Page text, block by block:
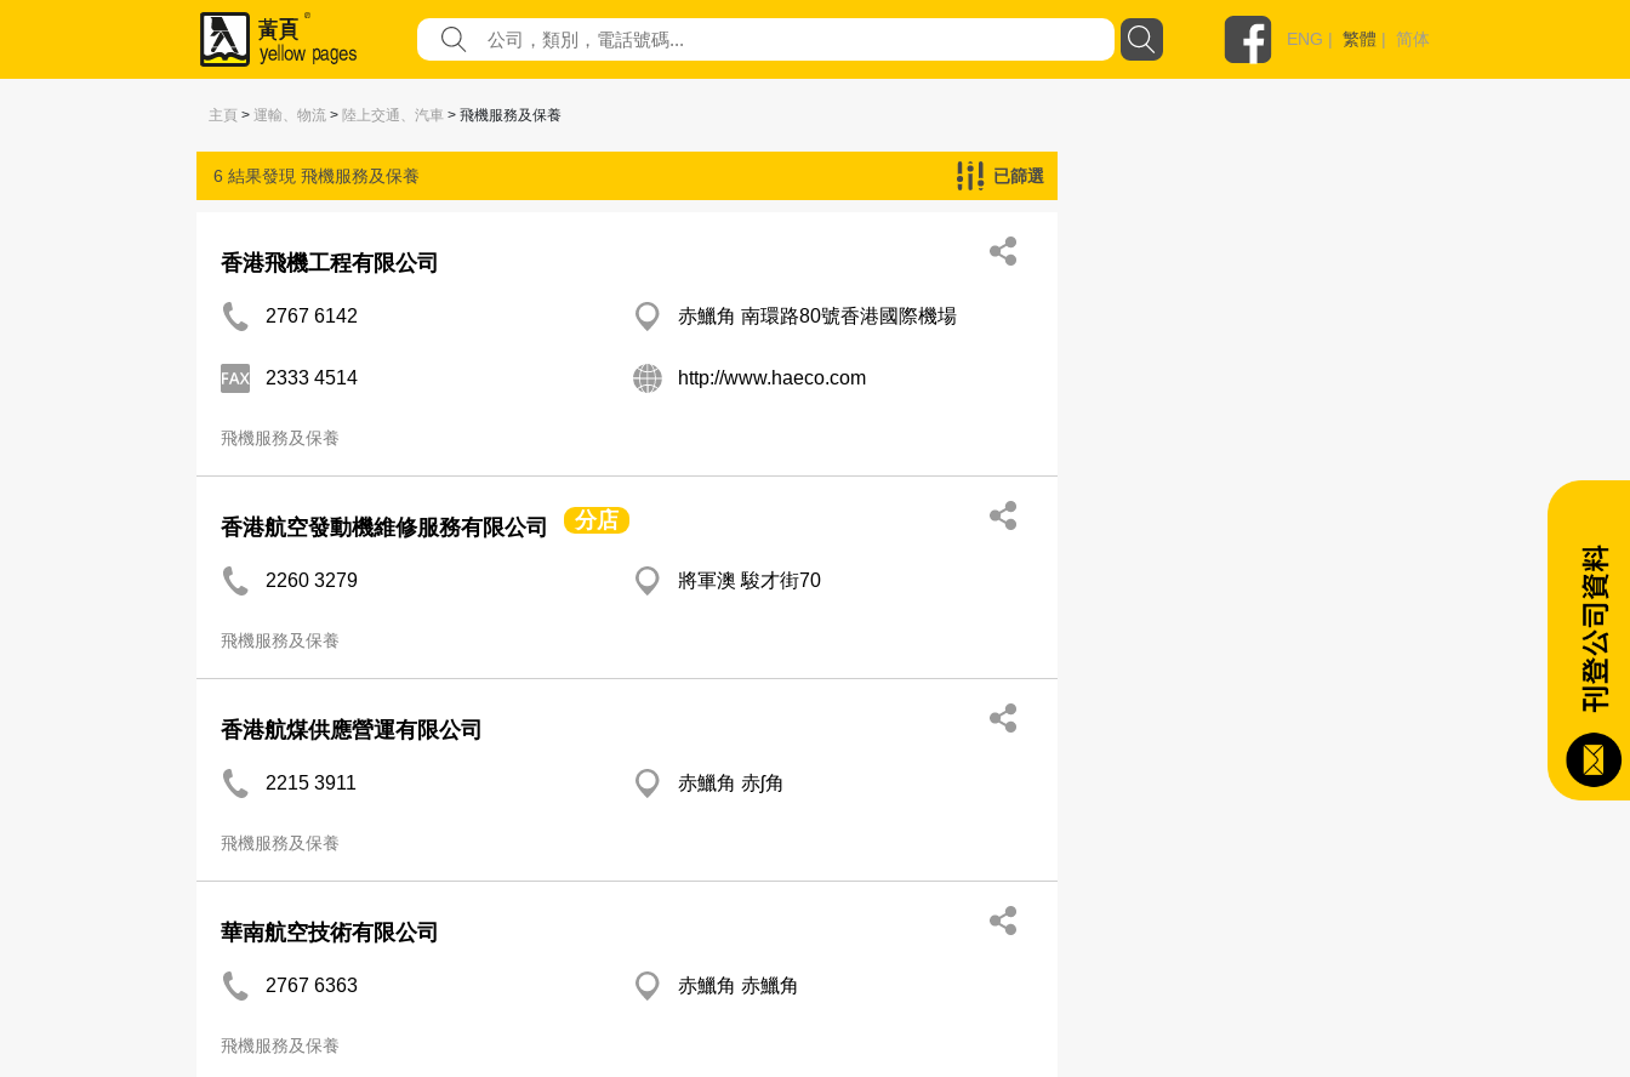
ENG | 繁體 | 简体
主頁 > 運輸、物流 > 陸上交通、汽車 > 飛機服務及保養
6 結果發現 飛機服務及保養 已篩選
香港飛機工程有限公司
2767 6142 赤鱲角 南環路80號香港國際機場
2333 4514 http://www.haeco.com
飛機服務及保養
香港航空發動機維修服務有限公司 分店
2260 3279 將軍澳 駿才街70
飛機服務及保養
香港航煤供應營運有限公司
2215 3911 赤鱲角 赤ʃ角
飛機服務及保養
華南航空技術有限公司
2767 6363 赤鱲角 赤鱲角
飛機服務及保養